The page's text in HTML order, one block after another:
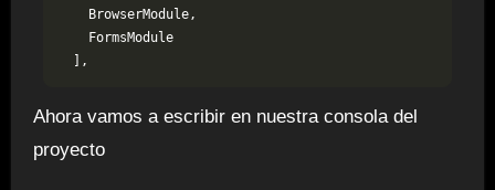
    BrowserModule,
    FormsModule
  ],
Ahora vamos a escribir en nuestra consola del
proyecto